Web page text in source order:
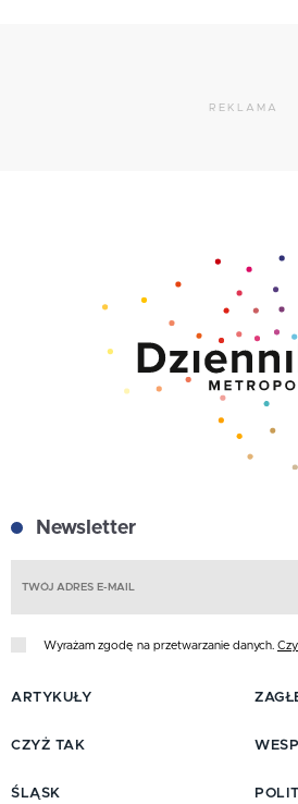
REKLAMA
Newsletter
Wyrażam zgodę na przetwarzanie danych.
ARTYKUŁY
CZYŻ TAK
ŚLĄSK